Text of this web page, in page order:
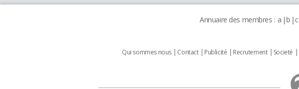
Annuaire des membres : a b c
Qui sommes nous Contact Publicité Recrutement Societé